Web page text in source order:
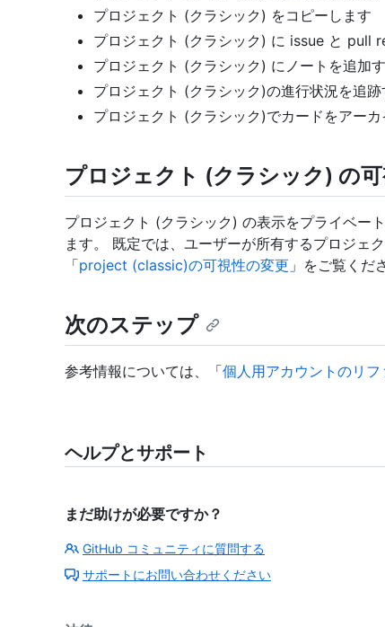
プロジェクト (クラシック) をコピーします
プロジェクト (クラシック) に issue と pull
プロジェクト (クラシック) にノートを追加
プロジェクト (クラシック)の進行状況を追跡
プロジェクト (クラシック)でカードをアーカ
プロジェクト (クラシック) の
プロジェクト (クラシック) の表示をプライベー
ます。 既定では、ユーザーが所有するプロジェ
「project (classic)の可視性の変更 」をご覧くだ
次のステップ
参考情報については、「個人用アカウントのリフ
ヘルプとサポート
まだ助けが必要ですか？
GitHub コミュニティに質問する
サポートにお問い合わせください